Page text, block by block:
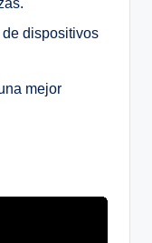
dispositivos
mejor